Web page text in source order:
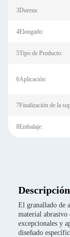
3Dureza:
4Elongado:
5Tipo de Producto:
6Aplicación:
7Finalización de la
8Embalaje:
El granallado de
material abrasivo
excepcionales y
diseñado